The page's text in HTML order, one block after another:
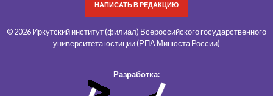
НАПИСАТЬ В РЕДАКЦИЮ
© 2026 Иркутский институт (филиал) Всероссийского государственного
университета юстиции (РПА Минюста России)
Разработка: